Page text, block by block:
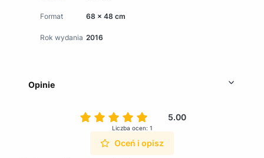
Format 68 x 48 cm
Rok wydania 2016
Opinie
5.00
Liczba ocen: 1
Oceń i opisz